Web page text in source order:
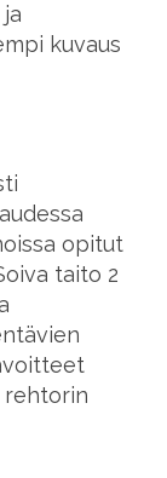
kuvaus
opitut
taito 2
rehtorin